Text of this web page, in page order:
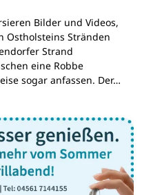
Bilder und Videos,
Ostholsteins Stränden
Strand
eine Robbe
sogar anfassen. Der…